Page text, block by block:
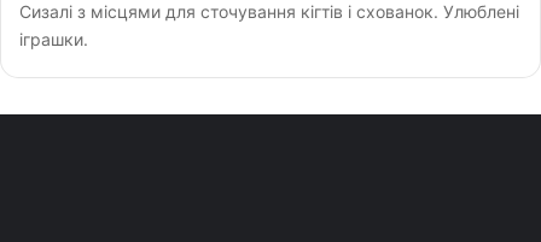
Сизалі з місцями для сточування кігтів і схованок. Улюблені
іграшки.